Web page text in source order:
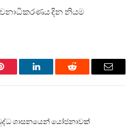
දින නියම
LinkedIn Reddit Email
ශාසනයෙන් යෝජනාවක්